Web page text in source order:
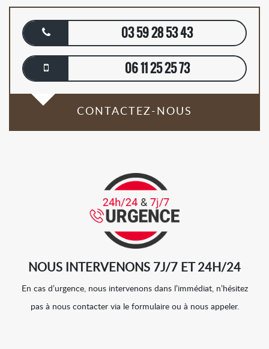
03 59 28 53 43
06 11 25 25 73
CONTACTEZ-NOUS
NOUS INTERVENONS 7J/7 ET 24H/24
En cas d’urgence, nous intervenons dans l’immédiat, n’hésitez
pas à nous contacter via le formulaire ou à nous appeler.